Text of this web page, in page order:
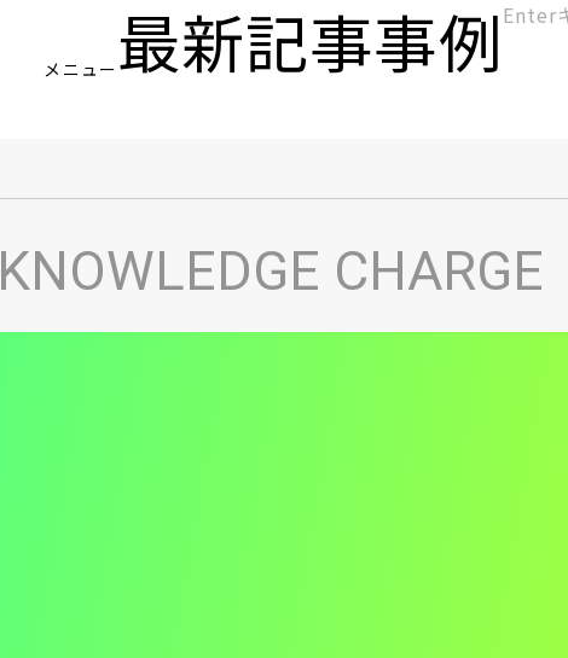
メニュー [KC]
ヘ
ッ
最新記事事例
KNOWLEDGE CHARGE